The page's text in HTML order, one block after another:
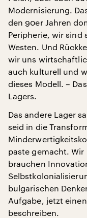
Modernisierung.
den 90er Jahren
Peripherie, wir sind
Westen. Und
wir uns
auch kulturell und
dieses Modell. –
Lagers.
Das andere Lager
seid in die
paste gemacht.
brauchen
bulgarischen
Aufgabe, jetzt
beschreiben.